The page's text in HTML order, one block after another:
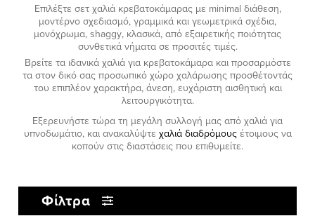
Επιλέξτε σετ χαλιά κρεβατοκάμαρας με minimal διάθεση,
μοντέρνο σχεδιασμό, γραμμικά και γεωμετρικά σχέδια,
μονόχρωμα, shaggy, κλασικά, από εξαιρετικής ποιότητας
συνθετικά νήματα σε προσιτές τιμές.
Βρείτε τα ιδανικά χαλιά για κρεβατοκάμαρα και προσαρμόστε
τα στον δικό σας προσωπικό χώρο χαλάρωσης προσθέτοντάς
του επιπλέον χαρακτήρα, άνεση, ευχάριστη αισθητική και
λειτουργικότητα.
Εξερευνήστε τώρα τη μεγάλη συλλογή μας από χαλιά για
υπνοδωμάτιο, και ανακαλύψτε χαλιά διαδρόμουςέτοιμους να
κοπούν στις διαστάσεις που επιθυμείτε.
Φίλτρα